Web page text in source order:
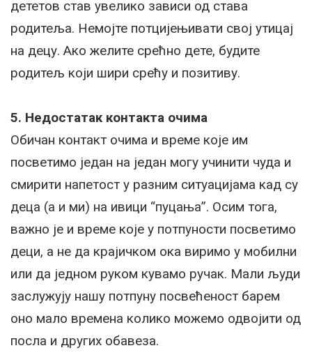
дететов став увелико зависи од става
родитеља. Немојте потцијењивати свој утицај
на децу. Ако желите срећно дете, будите
родитељ који шири срећу и позитиву.
5. Недостатак контакта очима
Обичан контакт очима и време које им
посветимо један на један могу учинити чуда и
смирити напетост у разним ситуацијама кад су
деца (а и ми) на ивици “пуцања”. Осим тога,
важно је и време које у потпуности посветимо
деци, а не да крајичком ока виримо у мобилни
или да једном руком кувамо ручак. Мали људи
заслужују нашу потпуну посвећеност барем
оно мало времена колико можемо одвојити од
посла и других обавеза.